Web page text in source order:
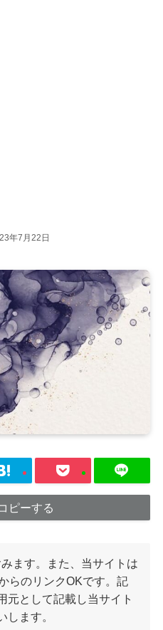
年7月22日
ピーする
ます。また、当サイトは
らのリンクOKです。記
元として記載し当サイト
します。